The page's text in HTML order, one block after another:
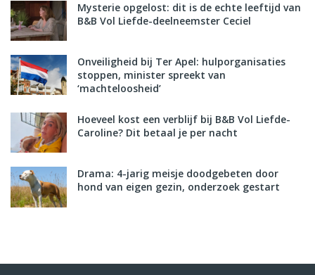
Mysterie opgelost: dit is de echte leeftijd van
B&B Vol Liefde-deelneemster Ceciel
Onveiligheid bij Ter Apel: hulporganisaties
stoppen, minister spreekt van
‘machteloosheid’
Hoeveel kost een verblijf bij B&B Vol Liefde-
Caroline? Dit betaal je per nacht
Drama: 4-jarig meisje doodgebeten door
hond van eigen gezin, onderzoek gestart